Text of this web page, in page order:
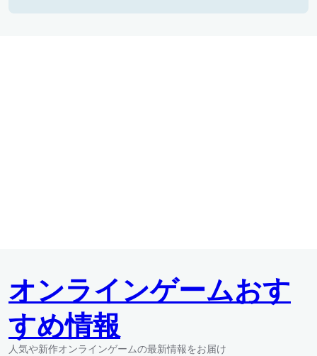
オンラインゲームおす
すめ情報
人気や新作オンラインゲームの最新情報をお届け